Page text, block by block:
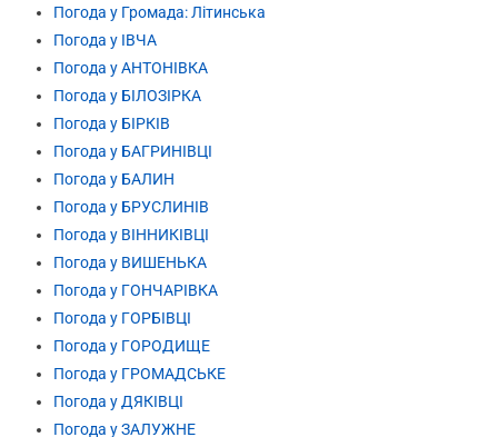
Погода у Громада: Літинська
Погода у ІВЧА
Погода у АНТОНІВКА
Погода у БІЛОЗІРКА
Погода у БІРКІВ
Погода у БАГРИНІВЦІ
Погода у БАЛИН
Погода у БРУСЛИНІВ
Погода у ВІННИКІВЦІ
Погода у ВИШЕНЬКА
Погода у ГОНЧАРІВКА
Погода у ГОРБІВЦІ
Погода у ГОРОДИЩЕ
Погода у ГРОМАДСЬКЕ
Погода у ДЯКІВЦІ
Погода у ЗАЛУЖНЕ